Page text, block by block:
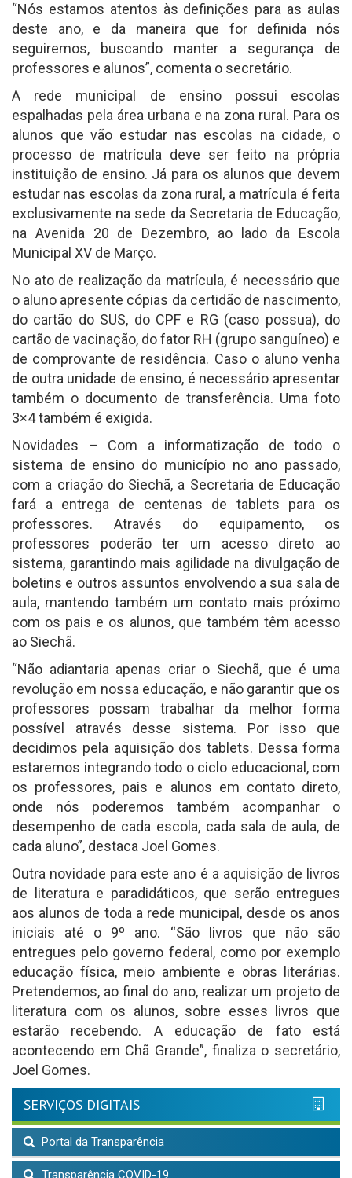
“Nós estamos atentos às definições para as aulas
deste ano, e da maneira que for definida nós
seguiremos, buscando manter a segurança de
professores e alunos”, comenta o secretário.
A rede municipal de ensino possui escolas
espalhadas pela área urbana e na zona rural. Para os
alunos que vão estudar nas escolas na cidade, o
processo de matrícula deve ser feito na própria
instituição de ensino. Já para os alunos que devem
estudar nas escolas da zona rural, a matrícula é feita
exclusivamente na sede da Secretaria de Educação,
na Avenida 20 de Dezembro, ao lado da Escola
Municipal XV de Março.
No ato de realização da matrícula, é necessário que
o aluno apresente cópias da certidão de nascimento,
do cartão do SUS, do CPF e RG (caso possua), do
cartão de vacinação, do fator RH (grupo sanguíneo) e
de comprovante de residência. Caso o aluno venha
de outra unidade de ensino, é necessário apresentar
também o documento de transferência. Uma foto
3×4 também é exigida.
Novidades – Com a informatização de todo o
sistema de ensino do município no ano passado,
com a criação do Siechã, a Secretaria de Educação
fará a entrega de centenas de tablets para os
professores. Através do equipamento, os
professores poderão ter um acesso direto ao
sistema, garantindo mais agilidade na divulgação de
boletins e outros assuntos envolvendo a sua sala de
aula, mantendo também um contato mais próximo
com os pais e os alunos, que também têm acesso
ao Siechã.
“Não adiantaria apenas criar o Siechã, que é uma
revolução em nossa educação, e não garantir que os
professores possam trabalhar da melhor forma
possível através desse sistema. Por isso que
decidimos pela aquisição dos tablets. Dessa forma
estaremos integrando todo o ciclo educacional, com
os professores, pais e alunos em contato direto,
onde nós poderemos também acompanhar o
desempenho de cada escola, cada sala de aula, de
cada aluno”, destaca Joel Gomes.
Outra novidade para este ano é a aquisição de livros
de literatura e paradidáticos, que serão entregues
aos alunos de toda a rede municipal, desde os anos
iniciais até o 9º ano. “São livros que não são
entregues pelo governo federal, como por exemplo
educação física, meio ambiente e obras literárias.
Pretendemos, ao final do ano, realizar um projeto de
literatura com os alunos, sobre esses livros que
estarão recebendo. A educação de fato está
acontecendo em Chã Grande”, finaliza o secretário,
Joel Gomes.
SERVIÇOS DIGITAIS
Portal da Transparência
Transparência COVID-19